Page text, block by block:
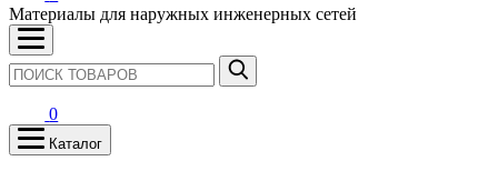
Материалы для наружных инженерных сетей
0
Каталог